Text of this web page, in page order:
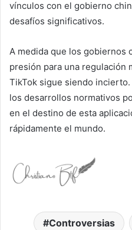
vínculos con el gobierno
desafíos significativos.
A medida que los gobiernos
presión para una regulación
TikTok sigue siendo
los desarrollos normativos
en el destino de esta
rápidamente el mundo.
Controversias